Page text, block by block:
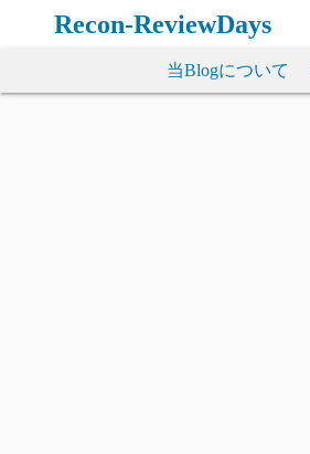
ン
Recon-ReviewDays
当Blogについて